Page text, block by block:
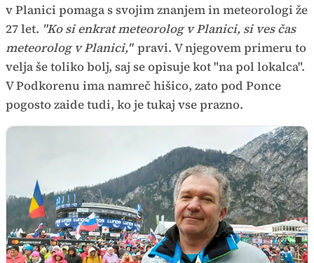
v Planici pomaga s svojim znanjem in meteorologi že
27 let. "Ko si enkrat meteorolog v Planici, si ves čas
meteorolog v Planici," pravi. V njegovem primeru to
velja še toliko bolj, saj se opisuje kot "na pol lokalca".
V Podkorenu ima namreč hišico, zato pod Ponce
pogosto zaide tudi, ko je tukaj vse prazno.